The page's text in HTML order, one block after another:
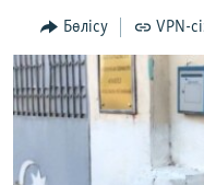
Navigation
Skip
to
Search
АДАМ ҚҰҚЫҚТАРЫ
ӘЛЕУМЕТ
ӘЛЕМ
АРНАЙЫ ЖОБАЛАР
Бөлісу VPN-